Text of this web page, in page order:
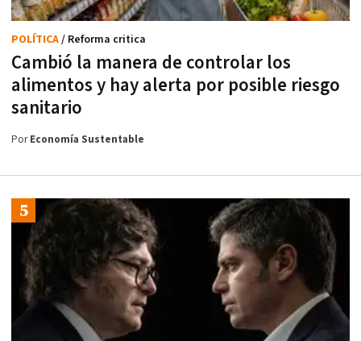
Cambió la manera de controlar los
alimentos y hay alerta por posible riesgo
sanitario
POLÍTICA/ Reforma critica
PorEconomía Sustentable